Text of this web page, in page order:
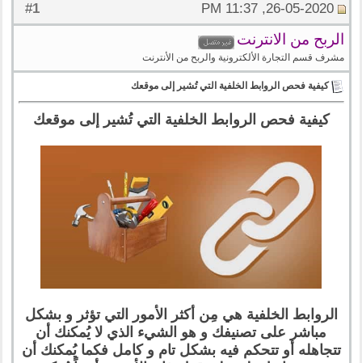
#
1 26-05-2020, 11:37 PM
الربح من الانترنت
مشرف قسم التجارة الألكترونية والربح من الأنترنت
كيفية فحص الروابط الخلفية التي تُشير إلى موقعك
كيفية فحص الروابط الخلفية التي تُشير إلى موقعك
الروابط الخلفية هي مِن أكثر الأمور التي تؤثر و بشكل
مباشر على تصنيفك و هو الشيء الذي لا يُمكنك أن
تتجاهله أو تتحكم فيه بشكل تام و كامل فكما يُمكنك أن